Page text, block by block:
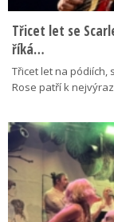
Třicet let se
říká…
Třicet let na pódiích,
Rose patří k